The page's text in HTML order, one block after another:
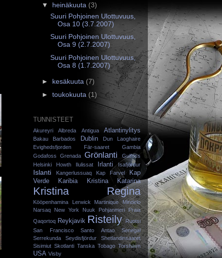
▼ heinäkuuta (3)
Suuri Pohjoinen Ulottuvuus,
Osa 10 (3.7.2007)
Suuri Pohjoinen Ulottuvuus,
Osa 9 (2.7.2007)
Suuri Pohjoinen Ulottuvuus,
Osa 8 (1.7.2007)
► kesäkuuta (7)
► toukokuuta (1)
TUNNISTEET
Akureyri Albreda Antigua Atlantinylitys
Bakau Barbados Dublin
Dun Laoghaire
Evighedsfjorden
Fär-saaret
Gambia
Godafoss
Grenada Grönlanti
Gulfoss
Helsinki
Howth Ilulissat Irlanti Isafjördur
Islanti Kangerlussuaq Kap Farvel
Kap
Verde
Karibia Kristina Katarina
Kristina Regina
Kööpenhamina Lerwick Martinique
Mindelo
Narsaq
New York Nuuk Pohjanmeri
Praia
Qaqortoq Reykjavik Risteily Ruotsi
San Francisco
Santo Antao
Senegal
Serrekunda
Seydisfjördur
Shetlandinsaaret
Sisimiut Skotlanti Tanska Tobago Torshavn
USA Visby